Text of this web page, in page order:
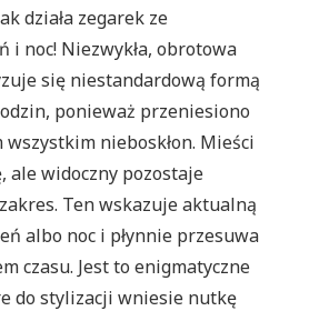
działa zegarek ze
i noc! Niezwykła, obrotowa
się niestandardową formą
ponieważ przeniesiono
nieboskłon. Mieści
ale widoczny pozostaje
Ten wskazuje aktualną
albo noc i płynnie przesuwa
czasu. Jest to enigmatyczne
do stylizacji wniesie nutkę